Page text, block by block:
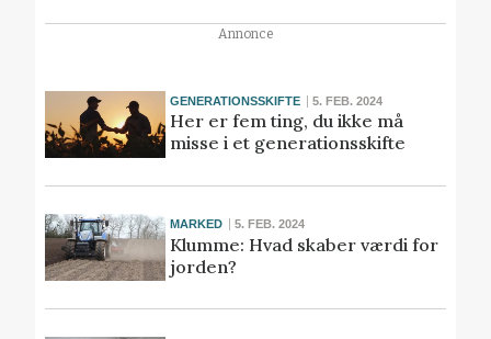
Annonce
GENERATIONSSKIFTE 5. FEB. 2024
Her er fem ting, du ikke må
misse i et generationsskifte
MARKED 5. FEB. 2024
Klumme: Hvad skaber værdi for
jorden?